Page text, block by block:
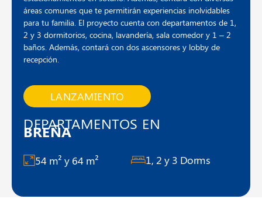
áreas comunes que te permitirán experiencias inolvidables
para tu familia. El proyecto cuenta con departamentos de 1,
2 y 3 dormitorios, cocina, lavandería, sala comedor y 1 – 2
baños. Además, contará con dos ascensores y lobby de
recepción.
LANZAMIENTO
DEPARTAMENTOS EN
BREÑA
54 m² y 64 m² 1, 2 y 3 Dorms